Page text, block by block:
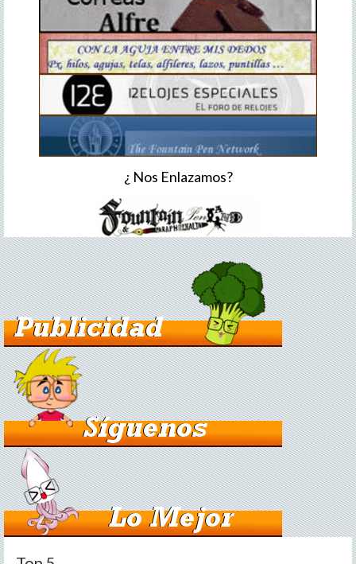
¿ Nos Enlazamos?